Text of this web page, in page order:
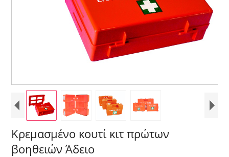
Κρεμασμένο κουτί κιτ πρώτων
βοηθειών Άδειο